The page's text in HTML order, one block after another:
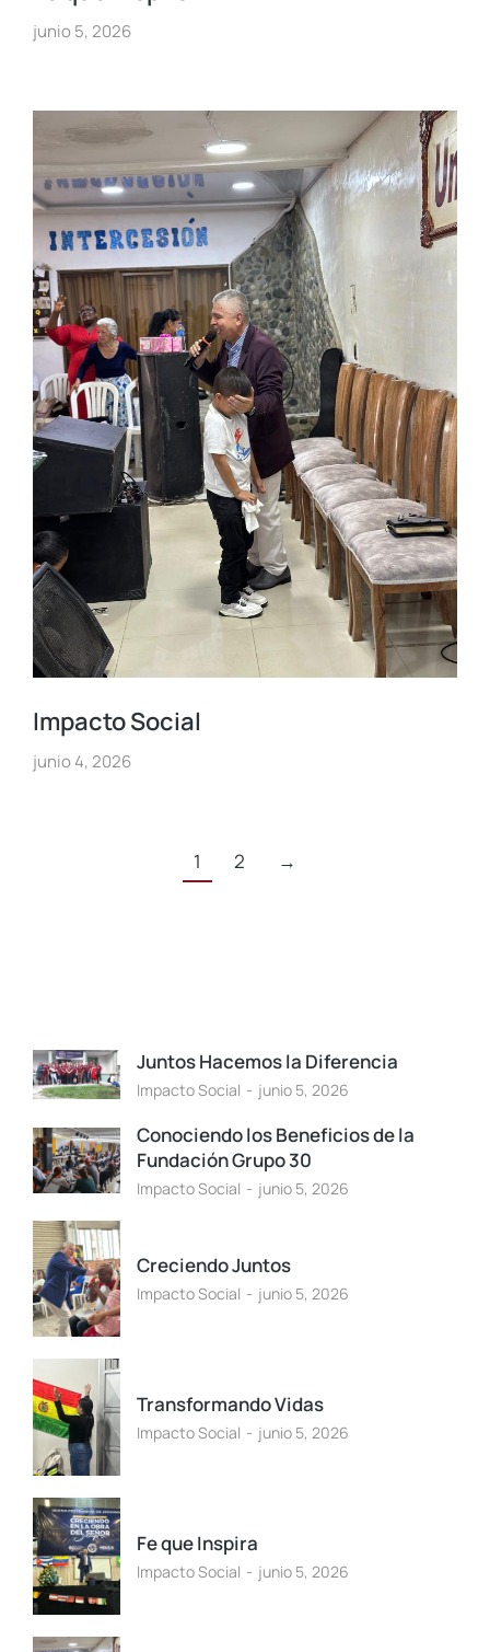
junio 5, 2026
Impacto Social
junio 4, 2026
1 2 →
Juntos Hacemos la Diferencia
Impacto Social junio 5, 2026
Conociendo los Beneficios de la
Fundación Grupo 30
Impacto Social junio 5, 2026
Creciendo Juntos
Impacto Social junio 5, 2026
Transformando Vidas
Impacto Social junio 5, 2026
Fe que Inspira
Impacto Social junio 5, 2026